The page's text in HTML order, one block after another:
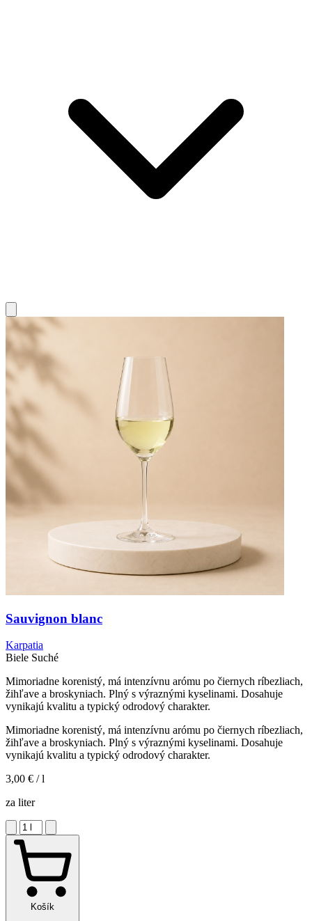
Sauvignon blanc
Karpatia
Biele Suché
Mimoriadne korenistý, má intenzívnu arómu po čiernych ríbezliach,
žihľave a broskyniach. Plný s výraznými kyselinami. Dosahuje
vynikajú kvalitu a typický odrodový charakter.
Mimoriadne korenistý, má intenzívnu arómu po čiernych ríbezliach,
žihľave a broskyniach. Plný s výraznými kyselinami. Dosahuje
vynikajú kvalitu a typický odrodový charakter.
3,00 € / l
za liter
Košík